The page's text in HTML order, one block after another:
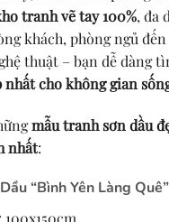
tranh vẽ tay 100%, đa
khách, phòng ngủ
thuật – bạn dễ dàng
cho không gian
mẫu tranh sơn dầu
nhất:
“Bình Yên Làng Quê”